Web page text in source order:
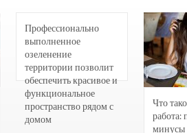
Профессионально
выполненное
озеленение
территории позволит
обеспечить красивое и
функциональное
пространство рядом с
домом
Что
работа:
минусы